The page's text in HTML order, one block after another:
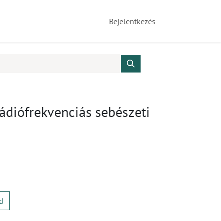
Bejelentkezés
sebészeti